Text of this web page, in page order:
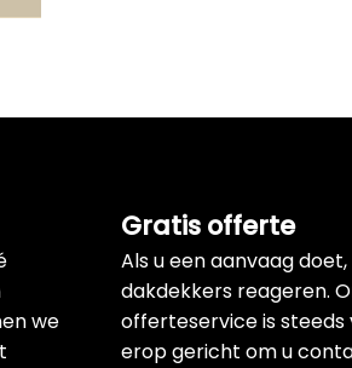
we
Gratis offerte
Als u een aanvaag
dakdekkers reageren.
offerteservice is steeds
erop gericht om u